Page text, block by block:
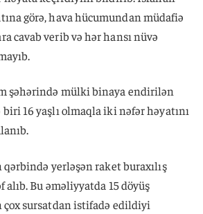
görə, hava hücumundan müdafiə
cavab verib və hər hansı nüvə
şəhərində mülki binaya endirilən
16 yaşlı olmaqla iki nəfər həyatını
yerləşən raket buraxılış
Bu əməliyyatda 15 döyüş
çox sursatdan istifadə edildiyi